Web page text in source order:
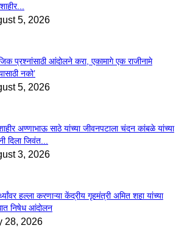
5, 2026
प्रश्नांसाठी आंदोलने करा, एकामागे एक राजीनामे
नको’
5, 2026
अण्णाभाऊ साठे यांच्या जीवनपटाला चंदन कांबळे यांच्या
दिला जिवंत...
3, 2026
हल्ला करणाऱ्या केंद्रीय गृहमंत्री अमित शहा यांच्या
निषेध आंदोलन
28, 2026